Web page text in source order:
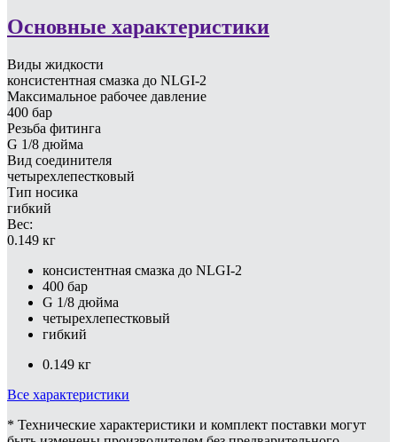
Основные характеристики
Виды жидкости
консистентная смазка до NLGI-2
Максимальное рабочее давление
400 бар
Резьба фитинга
G 1/8 дюйма
Вид соединителя
четырехлепестковый
Тип носика
гибкий
Вес:
0.149 кг
консистентная смазка до NLGI-2
400 бар
G 1/8 дюйма
четырехлепестковый
гибкий
0.149 кг
Все характеристики
* Технические характеристики и комплект поставки могут